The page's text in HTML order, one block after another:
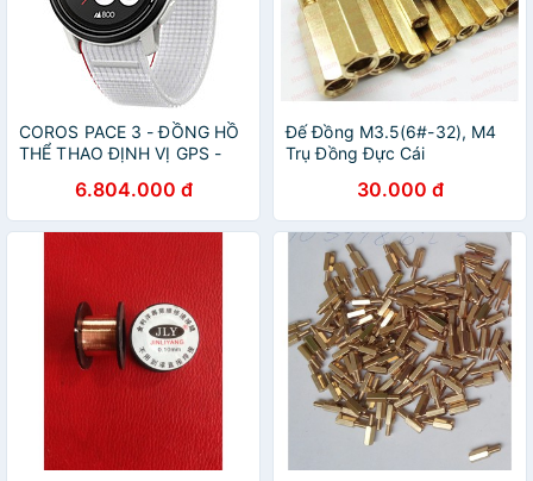
COROS PACE 3 - ĐỒNG HỒ
THỂ THAO ĐỊNH VỊ GPS -
WHT-N , WPACE3-BLK ,
WPACE3-WHT, WPACE3-INK
,WPACE3-CHK
6.804.000 đ
Đế Đồng M3.5(6#-32), M4
Trụ Đồng Đực Cái
30.000 đ